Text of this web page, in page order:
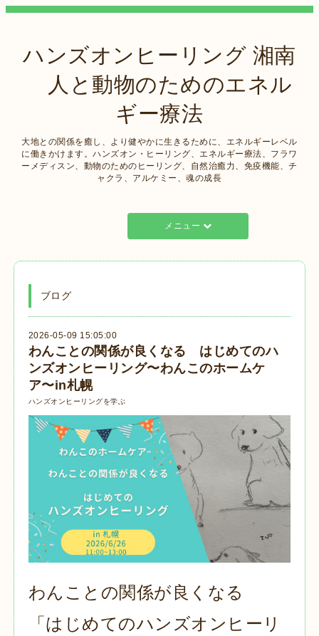
ハンズオンヒーリング 湘南
人と動物のためのエネル
ギー療法
大地との関係を癒し、より健やかに生きるために、エネルギーレベル
に働きかけます。ハンズオン・ヒーリング、エネルギー療法、フラワ
ーメディスン、動物のためのヒーリング、自然治癒力、免疫機能、チ
ャクラ、アルケミー、魂の成長
メニュー
ブログ
2026-05-09 15:05:00
わんことの関係が良くなる はじめてのハ
ンズオンヒーリング〜わんこのホームケ
ア〜in札幌
ハンズオンヒーリングを学ぶ
わんことの関係が良くなる
「はじめてのハンズオンヒーリ